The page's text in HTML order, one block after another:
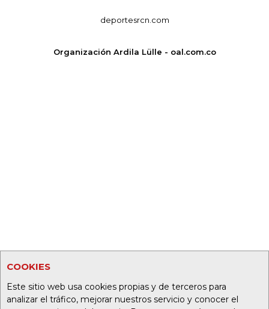
COOKIES
Este sitio web usa cookies propias y de terceros para
analizar el tráfico, mejorar nuestros servicio y conocer el
deportesrcn.com
Organización Ardila Lülle - oal.com.co